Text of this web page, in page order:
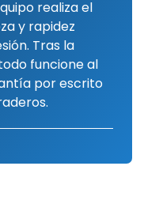
realiza el
y rapidez
Tras la
funcione al
por escrito